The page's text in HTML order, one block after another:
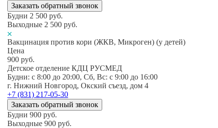
Заказать обратный звонок
Будни 2 500 руб.
Выходные 2 500 руб.
Вакцинация против кори (ЖКВ, Микроген) (у детей)
Цена
900 руб.
Детское отделение КДЦ РУСМЕД
Будни: c 8:00 до 20:00, Сб, Вс: c 9:00 до 16:00
г. Нижний Новгород, Окский съезд, дом 4
+7 (831) 217-05-30
Заказать обратный звонок
Будни 900 руб.
Выходные 900 руб.